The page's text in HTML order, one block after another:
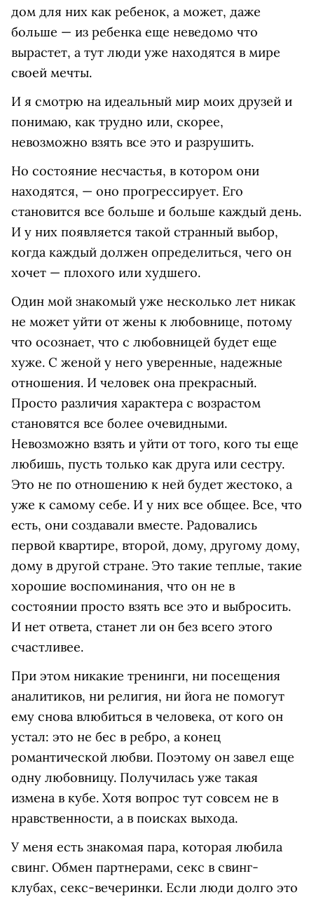
дом для них как ребенок, а может, даже
больше — из ребенка еще неведомо что
вырастет, а тут люди уже находятся в мире
своей мечты.
И я смотрю на идеальный мир моих друзей и
понимаю, как трудно или, скорее,
невозможно взять все это и разрушить.
Но состояние несчастья, в котором они
находятся, — оно прогрессирует. Его
становится все больше и больше каждый день.
И у них появляется такой странный выбор,
когда каждый должен определиться, чего он
хочет — плохого или худшего.
Один мой знакомый уже несколько лет никак
не может уйти от жены к любовнице, потому
что осознает, что с любовницей будет еще
хуже. С женой у него уверенные, надежные
отношения. И человек она прекрасный.
Просто различия характера с возрастом
становятся все более очевидными.
Невозможно взять и уйти от того, кого ты еще
любишь, пусть только как друга или сестру.
Это не по отношению к ней будет жестоко, а
уже к самому себе. И у них все общее. Все, что
есть, они создавали вместе. Радовались
первой квартире, второй, дому, другому дому,
дому в другой стране. Это такие теплые, такие
хорошие воспоминания, что он не в
состоянии просто взять все это и выбросить.
И нет ответа, станет ли он без всего этого
счастливее.
При этом никакие тренинги, ни посещения
аналитиков, ни религия, ни йога не помогут
ему снова влюбиться в человека, от кого он
устал: это не бес в ребро, а конец
романтической любви. Поэтому он завел еще
одну любовницу. Получилась уже такая
измена в кубе. Хотя вопрос тут совсем не в
нравственности, а в поисках выхода.
У меня есть знакомая пара, которая любила
свинг. Обмен партнерами, секс в свинг-
клубах, секс-вечеринки. Если люди долго это